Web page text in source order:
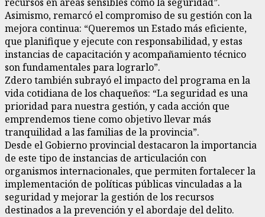
Asimismo, remarcó el compromiso de su gestión con la
mejora continua: “Queremos un Estado más eficiente,
que planifique y ejecute con responsabilidad, y estas
instancias de capacitación y acompañamiento técnico
son fundamentales para lograrlo”.
Zdero también subrayó el impacto del programa en la
vida cotidiana de los chaqueños: “La seguridad es una
prioridad para nuestra gestión, y cada acción que
emprendemos tiene como objetivo llevar más
tranquilidad a las familias de la provincia”.
Desde el Gobierno provincial destacaron la importancia
de este tipo de instancias de articulación con
organismos internacionales, que permiten fortalecer la
implementación de políticas públicas vinculadas a la
seguridad y mejorar la gestión de los recursos
destinados a la prevención y el abordaje del delito.